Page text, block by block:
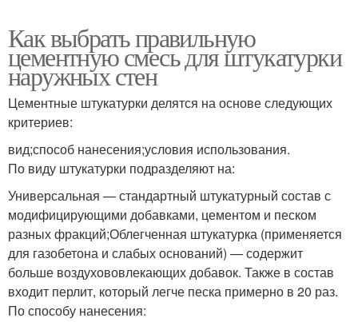
Как выбрать правильную
цементную смесь для штукатурки
наружных стен
Цементные штукатурки делятся на основе следующих
критериев:
вид;способ нанесения;условия использования.
По виду штукатурки подразделяют на:
Универсальная — стандартный штукатурный состав с
модифицирующими добавками, цементом и песком
разных фракций;Облегченная штукатурка (применяется
для газобетона и слабых оснований) — содержит
больше воздухововлекающих добавок. Также в состав
входит перлит, который легче песка примерно в 20 раз.
По способу нанесения: